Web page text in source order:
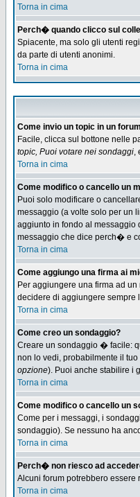
Torna in cima
Perch� quando clicco sul
Spiacente, ma solo gli utenti
da parte di utenti anonimi.
Torna in cima
Come invio un topic in un
Facile, clicca sul bottone nelle
topic, Puoi votare nei sondaggi,
Torna in cima
Come modifico o cancello un
Puoi solo modificare o
messaggio (a volte solo per un
aggiunto in fondo al messaggio
messaggio che dice perch� e
Torna in cima
Come aggiungo una firma ai
Per aggiungere una firma ad
decidere di aggiungere sempre
Torna in cima
Come creo un sondaggio?
Creare un sondaggio � facile:
non lo vedi, probabilmente il
opzione). Puoi anche stabilire i
Torna in cima
Come modifico o cancello un
Come per i messaggi, i
sondaggio). Se nessuno ha
Torna in cima
Perch� non riesco ad
Alcuni forum potrebbero essere
Torna in cima